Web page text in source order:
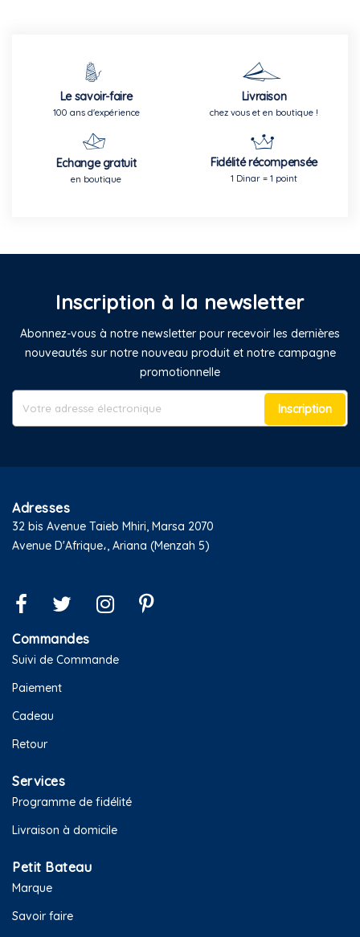
Le savoir-faire
100 ans d'expérience
Livraison
chez vous et en boutique !
Echange gratuit
en boutique
Fidélité récompensée
1 Dinar = 1 point
Inscription à la newsletter
Abonnez-vous à notre newsletter pour recevoir les dernières
nouveautés sur notre nouveau produit et notre campagne
promotionnelle
Inscription
Adresses
32 bis Avenue Taieb Mhiri, Marsa 2070
Avenue D'Afrique،, Ariana (Menzah 5)
Commandes
Suivi de Commande
Paiement
Cadeau
Retour
Services
Programme de fidélité
Livraison à domicile
Petit Bateau
Marque
Savoir faire